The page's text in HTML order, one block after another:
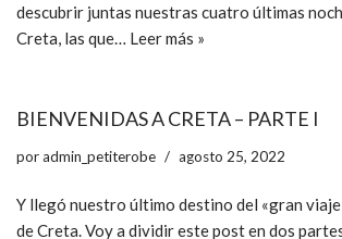
descubrir juntas nuestras cuatro últimas
Creta, las que… Leer más »
BIENVENIDAS A CRETA – PARTE I
poradmin_petiterobe agosto 25, 2022
Y llegó nuestro último destino del «gran viaje
de Creta. Voy a dividir este post en dos